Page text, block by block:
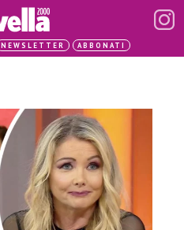
NEWSLETTER ABBONATI